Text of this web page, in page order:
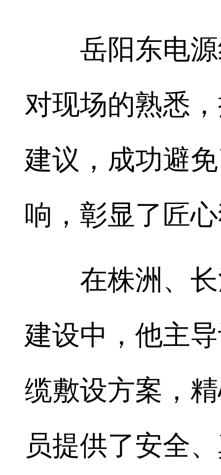
岳阳东电源
对现场的熟悉
建议，成功避
响，彰显了匠
在株洲、长
建设中，他主
缆敷设方案，
员提供了安全